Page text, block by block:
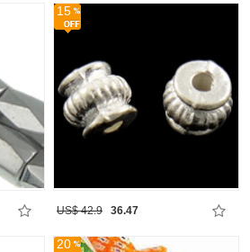
15
US$ 42.9 36.47
20